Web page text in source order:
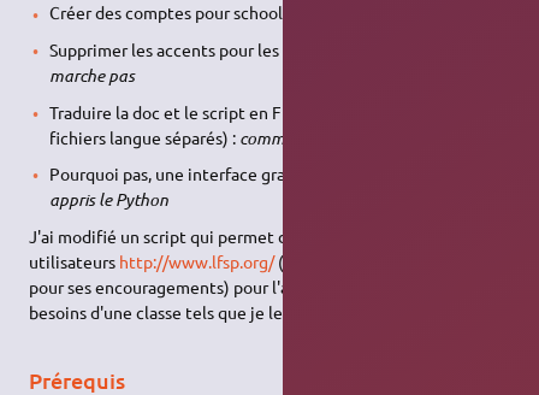
Créer des comptes pour schooltool :
Supprimer les accents pour les identifiants utilisateurs :
marche pas
Traduire la doc et le script en Français (si possible par des
fichiers langue séparés) : commencé
Pourquoi pas, une interface graphique :
appris le Python
J'ai modifié un script qui permet de créer de multiples
utilisateurs http://www.lfsp.org/(un grand merci à Phil Jones
pour ses encouragements) pour l'adapter à Edubuntu et aux
besoins d'une classe tels que je les concevais.
Prérequis